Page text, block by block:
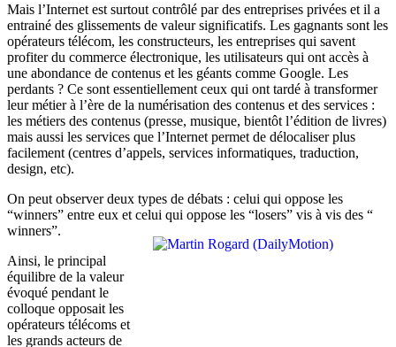
Mais l’Internet est surtout contrôlé par des entreprises privées et il a
entrainé des glissements de valeur significatifs. Les gagnants sont les
opérateurs télécom, les constructeurs, les entreprises qui savent
profiter du commerce électronique, les utilisateurs qui ont accès à
une abondance de contenus et les géants comme Google. Les
perdants ? Ce sont essentiellement ceux qui ont tardé à transformer
leur métier à l’ère de la numérisation des contenus et des services :
les métiers des contenus (presse, musique, bientôt l’édition de livres)
mais aussi les services que l’Internet permet de délocaliser plus
facilement (centres d’appels, services informatiques, traduction,
design, etc).
On peut observer deux types de débats : celui qui oppose les
“winners” entre eux et celui qui oppose les “losers” vis à vis des “
winners”.
Ainsi, le principal
équilibre de la valeur
évoqué pendant le
colloque opposait les
opérateurs télécoms et
les grands acteurs de